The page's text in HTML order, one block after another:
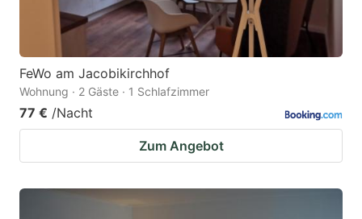
FeWo am Jacobikirchhof
Wohnung · 2 Gäste · 1 Schlafzimmer
77 € /Nacht
Zum Angebot